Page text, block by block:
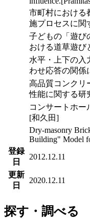
市町村における
施プロセスに関
子どもの「遊び
おける道草遊び
水平・上下の入
わせ応答の関係
高品質コンクリ
性能に関する研
コンサートホー
[和久田]
Dry-masonry
Building" Model
登録
日
2012.12.11
更新
日
2020.12.11
探す・調べる